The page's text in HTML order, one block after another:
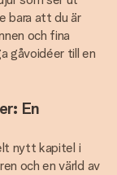
bara att du är
och fina
gåvoidéer till en
En
nytt kapitel i
och en värld av